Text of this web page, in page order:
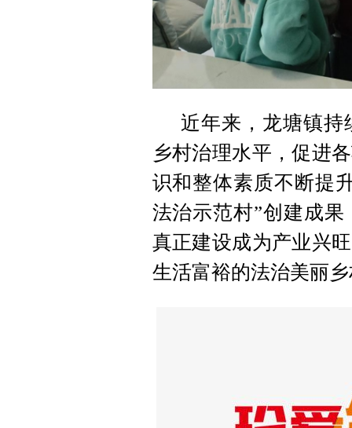
近年来，龙塘镇持
乡村治理水平，促进
识和整体素质不断提
法治示范村”创建成
真正建设成为产业兴
生活富裕的法治美丽